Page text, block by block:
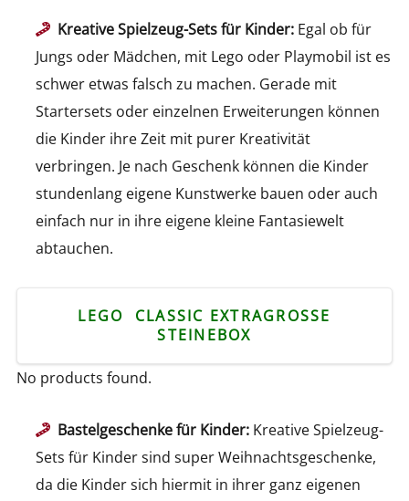
Kreative Spielzeug-Sets für Kinder: Egal ob für
Jungs oder Mädchen, mit Lego oder Playmobil ist es
schwer etwas falsch zu machen. Gerade mit
Startersets oder einzelnen Erweiterungen können
die Kinder ihre Zeit mit purer Kreativität
verbringen. Je nach Geschenk können die Kinder
stundenlang eigene Kunstwerke bauen oder auch
einfach nur in ihre eigene kleine Fantasiewelt
abtauchen.
LEGO CLASSIC EXTRAGROSSE S
TEINEBOX
No products found.
Bastelgeschenke für Kinder: Kreative Spielzeug-
Sets für Kinder sind super Weihnachtsgeschenke,
da die Kinder sich hiermit in ihrer ganz eigenen